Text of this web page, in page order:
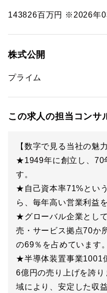
143826百万円 ※2026年
株式公開
プライム
この求人の担当コンサ
【数字で見る当社の魅力
★1949年に創立し、70
す。
★自己資本率71%とい
ら、毎年高い営業利益
★グローバル企業とし
売・サービス拠点70か
の69％を占めています。
★半導体装置事業1001
6億円の売り上げを誇
域により、安定した収